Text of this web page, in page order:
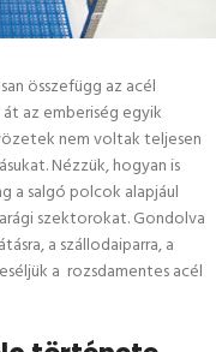
összefügg az acél
az emberiség egyik
nem voltak teljesen
Nézzük, hogyan is
a salgó polcok alapjául
szektorokat. Gondolva
a szállodaiparra, a
a rozsdamentes acél